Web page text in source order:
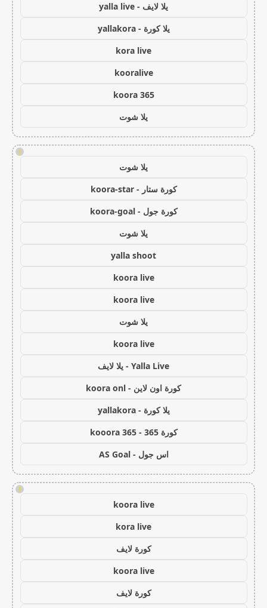
يلا لايف - yalla live
يلا كورة - yallakora
kora live
kooralive
koora 365
يلا شوت
!
يلا شوت
كورة ستار - koora-star
كورة جول - koora-goal
يلا شوت
yalla shoot
koora live
koora live
يلا شوت
koora live
Yalla Live - يلا لايف
كورة اون لاين - koora onl
يلا كورة - yallakora
كورة 365 - kooora 365
اس جول - AS Goal
!
koora live
kora live
كورة لايف
koora live
كورة لايف